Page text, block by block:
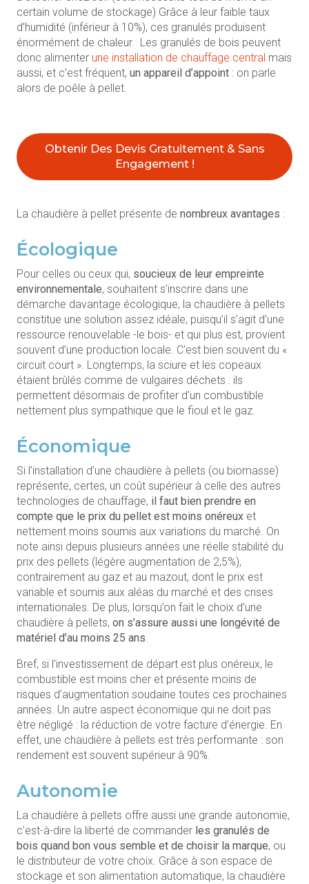
certain volume de stockage) Grâce à leur faible taux
d’humidité (inférieur à 10%), ces granulés produisent
énormément de chaleur. Les granulés de bois peuvent
donc alimenter une installation de chauffage central mais
aussi, et c’est fréquent, un appareil d’appoint : on parle
alors de poêle à pellet.
Obtenir Des Devis Gratuitement & Sans
Engagement !
La chaudière à pellet présente de nombreux avantages :
Écologique
Pour celles ou ceux qui, soucieux de leur empreinte
environnementale, souhaitent s’inscrire dans une
démarche davantage écologique, la chaudière à pellets
constitue une solution assez idéale, puisqu’il s’agit d’une
ressource renouvelable -le bois- et qui plus est, provient
souvent d’une production locale. C’est bien souvent du «
circuit court ». Longtemps, la sciure et les copeaux
étaient brûlés comme de vulgaires déchets : ils
permettent désormais de profiter d’un combustible
nettement plus sympathique que le fioul et le gaz.
Économique
Si l’installation d’une chaudière à pellets (ou biomasse)
représente, certes, un coût supérieur à celle des autres
technologies de chauffage, il faut bien prendre en
compte que le prix du pellet est moins onéreux et
nettement moins soumis aux variations du marché. On
note ainsi depuis plusieurs années une réelle stabilité du
prix des pellets (légère augmentation de 2,5%),
contrairement au gaz et au mazout, dont le prix est
variable et soumis aux aléas du marché et des crises
internationales. De plus, lorsqu’on fait le choix d’une
chaudière à pellets, on s’assure aussi une longévité de
matériel d’au moins 25 ans.
Bref, si l’investissement de départ est plus onéreux, le
combustible est moins cher et présente moins de
risques d’augmentation soudaine toutes ces prochaines
années. Un autre aspect économique qui ne doit pas
être négligé : la réduction de votre facture d’énergie. En
effet, une chaudière à pellets est très performante : son
rendement est souvent supérieur à 90%.
Autonomie
La chaudière à pellets offre aussi une grande autonomie,
c’est-à-dire la liberté de commander les granulés de
bois quand bon vous semble et de choisir la marque, ou
le distributeur de votre choix. Grâce à son espace de
stockage et son alimentation automatique, la chaudière